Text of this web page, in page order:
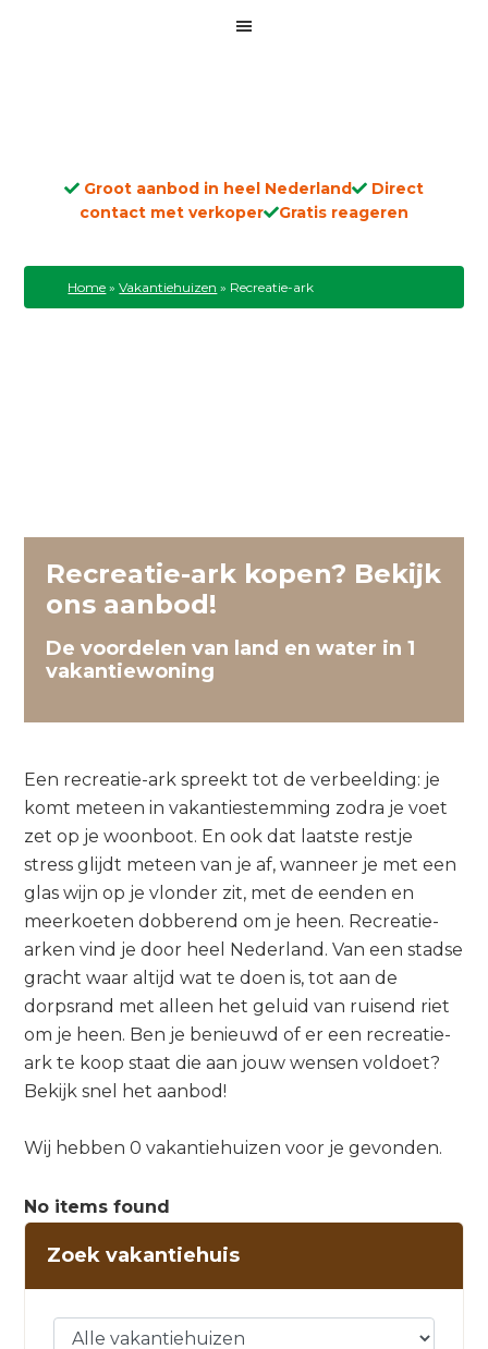
Groot aanbod in heel Nederland
Direct
contact met verkoper
Gratis reageren
Home »Vakantiehuizen » Recreatie-ark
Recreatie-ark kopen? Bekijk
ons aanbod!
De voordelen van land en water in 1
vakantiewoning
Een recreatie-ark spreekt tot de verbeelding: je
komt meteen in vakantiestemming zodra je voet
zet op je woonboot. En ook dat laatste restje
stress glijdt meteen van je af, wanneer je met een
glas wijn op je vlonder zit, met de eenden en
meerkoeten dobberend om je heen. Recreatie-
arken vind je door heel Nederland. Van een stadse
gracht waar altijd wat te doen is, tot aan de
dorpsrand met alleen het geluid van ruisend riet
om je heen. Ben je benieuwd of er een recreatie-
ark te koop staat die aan jouw wensen voldoet?
Bekijk snel het aanbod!
Wij hebben 0 vakantiehuizen voor je gevonden.
No items found
Zoek vakantiehuis